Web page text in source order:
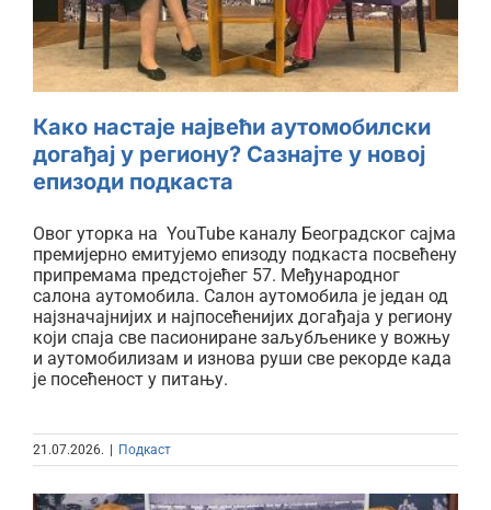
епизоди подкаста
Како настаје највећи аутомобилски
догађај у региону? Сазнајте у новој
епизоди подкаста
Овог уторка на YouTube каналу Београдског сајма
премијерно емитујемо епизоду подкаста посвећену
припремама предстојећег 57. Међународног
салона аутомобила. Салон аутомобила је један од
најзначајнијих и најпосећенијих догађаја у региону
који спаја све пасиониране заљубљенике у вожњу
и аутомобилизам и изнова руши све рекорде када
је посећеност у питању.
21.07.2026. Подкаст